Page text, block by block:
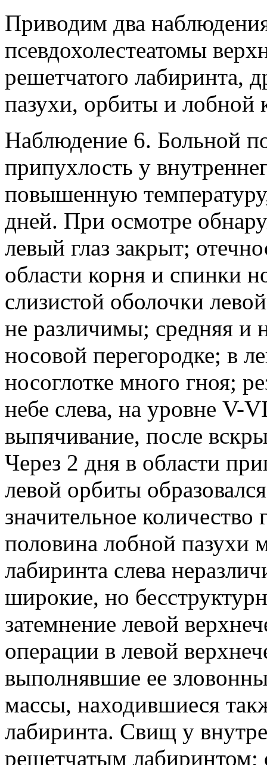
Приводим два
псевдохолестеатомы
решетчатого лабиринта,
пазухи, орбиты и лобной
Наблюдение 6. Больной
припухлость у
повышенную
дней. При осмотре
левый глаз закрыт;
области корня и спинки
слизистой оболочки
не различимы; средняя и
носовой перегородке; в
носоглотке много гноя;
небе слева, на уровне V-
выпячивание, после
Через 2 дня в области
левой орбиты
значительное
половина лобной пазухи
лабиринта слева
широкие, но
затемнение левой
операции в левой
выполнявшие ее
массы, находившиеся
лабиринта. Свищ у
решетчатым лабиринтом;